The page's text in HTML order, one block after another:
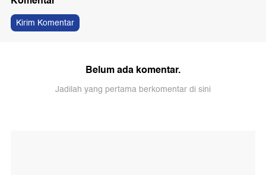
Kirim Komentar
Belum ada komentar.
Jadilah yang pertama berkomentar di sini